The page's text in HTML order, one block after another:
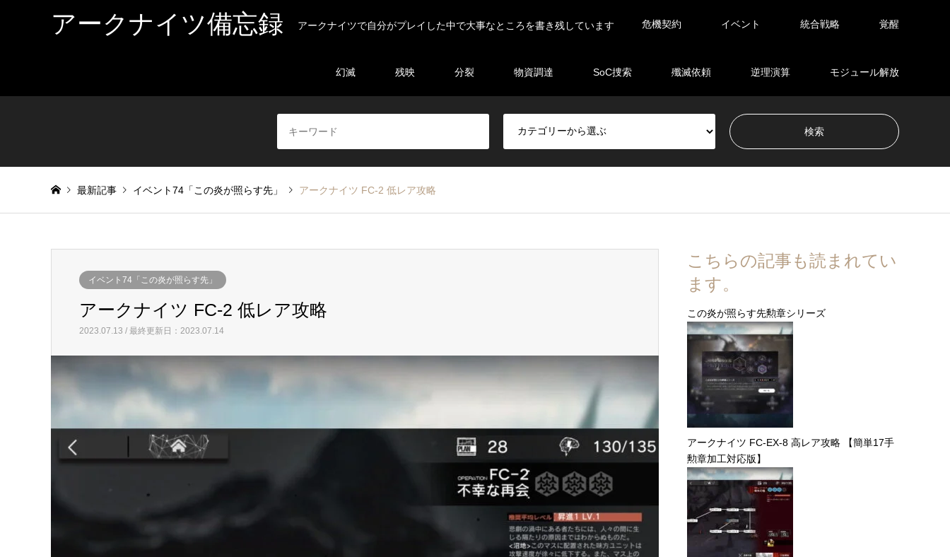
アークナイツ備忘録 アークナイツで自分がプレイした中で大事なところを書き残しています 危機契約 イベント 統合戦略 覚醒
幻滅 残映 分裂 物資調達 SoC捜索 殲滅依頼 逆理演算 モジュール解放
最新記事 イベント74「この炎が照らす先」 アークナイツ FC-2 低レア攻略
イベント74「この炎が照らす先」
アークナイツ FC-2 低レア攻略
2023.07.13 / 最終更新日：2023.07.14
こちらの記事も読まれてい
ます。
この炎が照らす先勲章シリーズ
アークナイツ FC-EX-8 高レア攻略 【簡単17手
勲章加工対応版】